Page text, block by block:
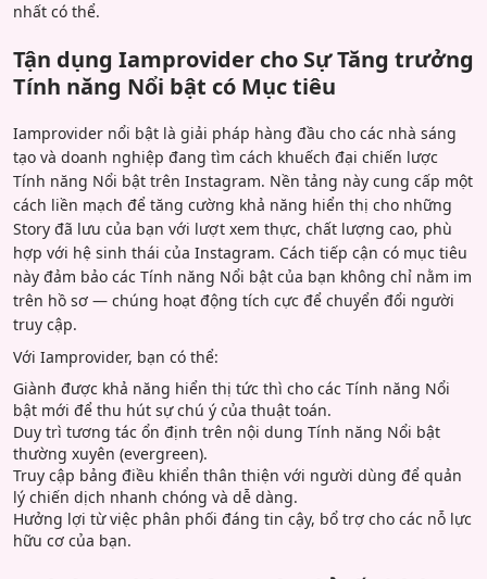
nhất có thể.
Tận dụng Iamprovider cho Sự Tăng trưởng
Tính năng Nổi bật có Mục tiêu
Iamprovider nổi bật là giải pháp hàng đầu cho các nhà sáng
tạo và doanh nghiệp đang tìm cách khuếch đại chiến lược
Tính năng Nổi bật trên Instagram. Nền tảng này cung cấp một
cách liền mạch để tăng cường khả năng hiển thị cho những
Story đã lưu của bạn với lượt xem thực, chất lượng cao, phù
hợp với hệ sinh thái của Instagram. Cách tiếp cận có mục tiêu
này đảm bảo các Tính năng Nổi bật của bạn không chỉ nằm im
trên hồ sơ — chúng hoạt động tích cực để chuyển đổi người
truy cập.
Với Iamprovider, bạn có thể:
Giành được khả năng hiển thị tức thì cho các Tính năng Nổi
bật mới để thu hút sự chú ý của thuật toán.
Duy trì tương tác ổn định trên nội dung Tính năng Nổi bật
thường xuyên (evergreen).
Truy cập bảng điều khiển thân thiện với người dùng để quản
lý chiến dịch nhanh chóng và dễ dàng.
Hưởng lợi từ việc phân phối đáng tin cậy, bổ trợ cho các nỗ lực
hữu cơ của bạn.